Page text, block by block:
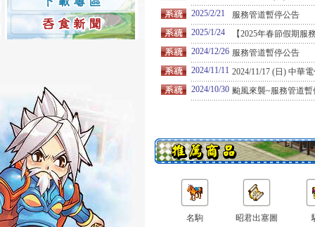
2025/2/21
服務管道暫停公告
2025/1/24
【2025年春節假期服
2024/12/26 服務管道暫停公告
2024/11/11 2024/11/17 (日) 中華
2024/10/30 颱風來襲~服務管道暫
名駒 昭君出塞圖